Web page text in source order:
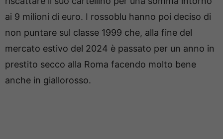
ai 9 milioni di euro. I rossoblu hanno poi deciso di
non puntare sul classe 1999 che, alla fine del
mercato estivo del 2024 è passato per un anno in
prestito secco alla Roma facendo molto bene
anche in giallorosso.